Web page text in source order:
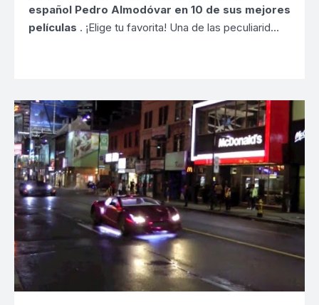
español Pedro Almodóvar en 10 de sus mejores
películas . ¡Elige tu favorita! Una de las peculiarid…